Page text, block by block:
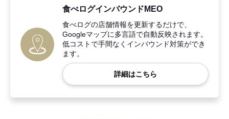
食べログインバウンドMEO
食べログの店舗情報を更新するだけで、
Googleマップに多言語で自動反映されます。
低コストで手間なくインバウンド対策ができ
ます。
詳細はこちら